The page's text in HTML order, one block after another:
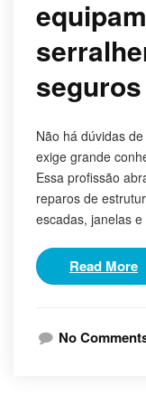
Não há dúvidas
exige grande
Essa profissão
reparos de
escadas, janelas
Read More
No